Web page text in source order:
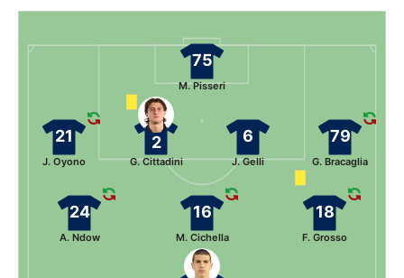
75
M. Pisseri
79
G. Bracaglia
6
J. Gelli
2
G. Cittadini
21
J. Oyono
18
F. Grosso
16
M. Cichella
24
A. Ndow